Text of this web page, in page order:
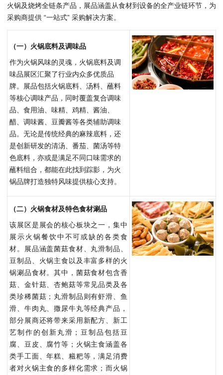
火锅及烧烤全链条产品，展品涵盖从食材到设备的全产业链环节，为
采购商提供 “一站式” 采购解决方案。
（一）火锅底料及调味品
作为火锅风味的灵魂，火锅底料及调
味品展区汇聚了行业内众多优质品
牌。展品包括火锅底料、汤料、蘸料
等核心调味产品，同时覆盖复合调味
品、食用油、味精、鸡精、酱油、
醋、调味酱、豆瓣酱等各类辅助调味
品。无论是传统经典的麻辣底料，还
是创新研发的清汤、番茄、菌汤等特
色底料，亦或是满足不同口味需求的
蘸料组合，都能在此找到踪影，为火
锅品牌打造独特风味提供核心支持。
（二）火锅食材及特色食材涮品
该展区是展会的核心板块之一，集中
展示火锅餐饮中不可或缺的各类食
材。展品涵盖菌菇食材、丸滑制品、
豆制品、火锅主食以及丰富多样的火
锅涮品食材。其中，菌菇食材包含香
菇、金针菇、杏鲍菇等常见品类及各
类珍稀菌菇；丸滑制品则有虾滑、鱼
滑、牛肉丸、撒尿牛丸等经典产品，
部分展商还将带来采用新配方、新工
艺制作的创新丸滑；豆制品包括豆
腐、豆皮、腐竹等；火锅主食涵盖各
类手工面、年糕、糍粑等，满足消费
者对火锅主食的多样化需求；而火锅